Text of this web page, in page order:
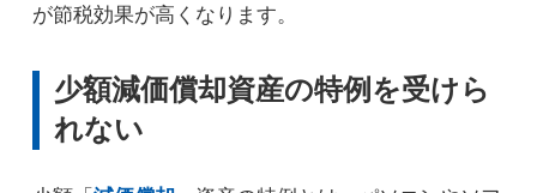
が節税効果が高くなります。
少額減価償却資産の特例を受けら
れない